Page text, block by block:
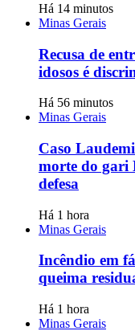
Há 14 minutos
Minas Gerais
Recusa de
idosos é
Há 56 minutos
Minas Gerais
Caso
morte do gari
defesa
Há 1 hora
Minas Gerais
Incêndio em
queima
Há 1 hora
Minas Gerais